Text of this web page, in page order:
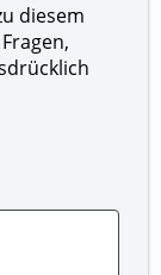
diesem